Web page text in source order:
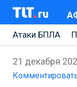
Атаки БПЛА
АВТОВАЗ
Ремонт
21 декабря